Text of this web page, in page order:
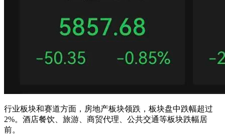
行业板块和赛道方面，房地产板块领跌，板块盘中跌幅超过
2%。酒店餐饮、旅游、商贸代理、公共交通等板块跌幅居
前。